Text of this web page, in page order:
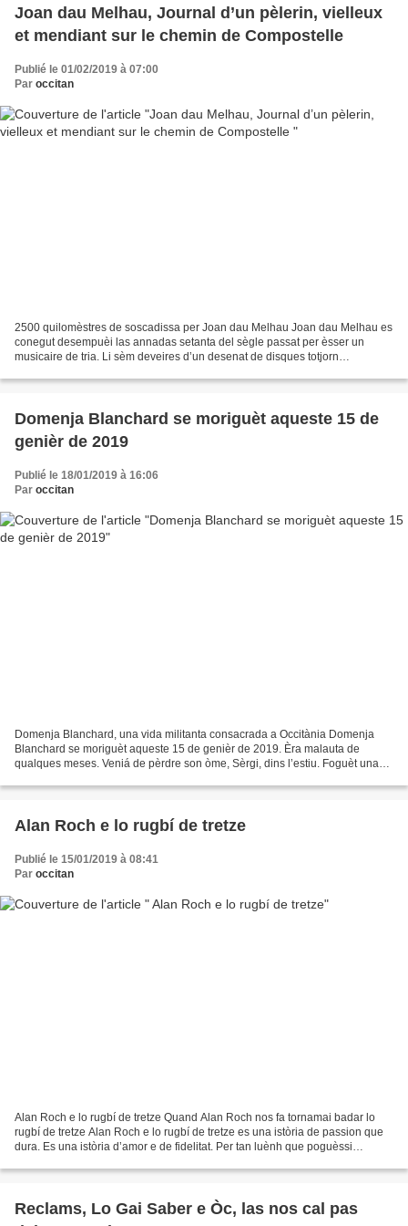
Joan dau Melhau, Journal d’un pèlerin, vielleux
et mendiant sur le chemin de Compostelle
Publié le 01/02/2019 à 07:00
Par occitan
2500 quilomèstres de soscadissa per Joan dau Melhau Joan dau Melhau es
conegut desempuèi las annadas setanta del sègle passat per èsser un
musicaire de tria. Li sèm deveires d’un desenat de disques totjorn
Domenja Blanchard se moriguèt aqueste 15 de
genièr de 2019
Publié le 18/01/2019 à 16:06
Par occitan
Domenja Blanchard, una vida militanta consacrada a Occitània Domenja
Blanchard se moriguèt aqueste 15 de genièr de 2019. Èra malauta de
qualques meses. Veniá de pèrdre son òme, Sèrgi, dins l’estiu. Foguèt una
Alan Roch e lo rugbí de tretze
Publié le 15/01/2019 à 08:41
Par occitan
Alan Roch e lo rugbí de tretze Quand Alan Roch nos fa tornamai badar lo
rugbí de tretze Alan Roch e lo rugbí de tretze es una istòria de passion que
dura. Es una istòria d’amor e de fidelitat. Per tan luènh que poguèssi
Reclams, Lo Gai Saber e Òc, las nos cal pas